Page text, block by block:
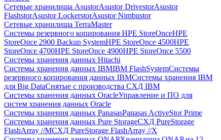
Сетевые хранилища AsustorAsustor DrivestorAsustor
FlashstorAsustor LockerstorAsustor Nimbustor
Сетевые хранилища TerraMaster
Системы резервного копирования HPE StoreOnceHPE
StoreOnce 2900 Backup SystemHPE StoreOnce 4500HPE
StoreOnce 4700HPE StoreOnce 4900HPE StoreOnce 5500
Системы хранения данных Hitachi
Системы хранения данных IBMIBM FlashSystemСистемы
резервного копирования данных IBMСистемы хранения IBM
для Big DataСнятые с производства СХД IBM
Системы хранения данных OracleУправление и ПО для
систем хранения данных Oracle
Системы хранения данных PanasasPanasas ActiveStor Prime
Системы хранения данных Pure StorageСХД PureStorage
FlashArray //MСХД PureStorage FlashArray //X